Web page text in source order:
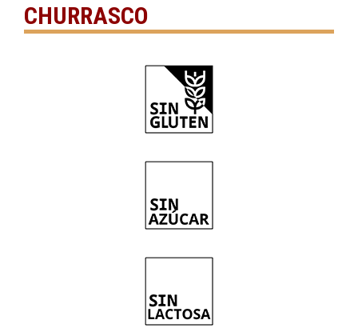
CHURRASCO